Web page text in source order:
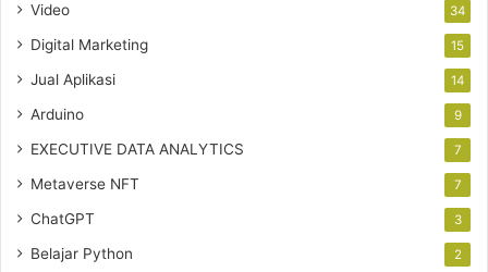
Video 34
Digital Marketing 15
Jual Aplikasi 14
Arduino 9
EXECUTIVE DATA ANALYTICS 7
Metaverse NFT 7
ChatGPT 3
Belajar Python 2